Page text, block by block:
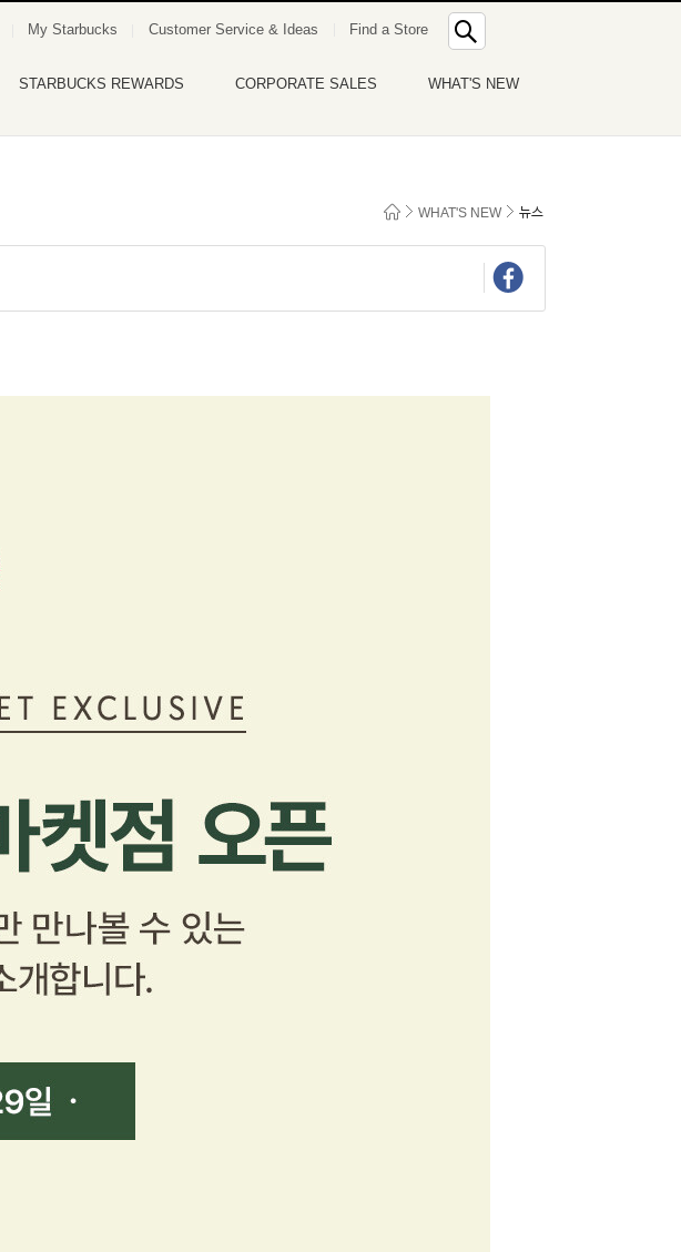
My Starbucks Customer Service & Ideas Find a Store
통
합
검
색
STARBUCKS REWARDS CORPORATE SALES WHAT'S NEW
WHAT'S NEW 뉴스